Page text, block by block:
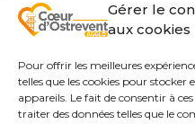
Gérer le
aux cookies
Pour offrir les meilleures
telles que les cookies pour
appareils. Le fait de consentir à
traiter des données telles que le
MENTIONS LÉGALES